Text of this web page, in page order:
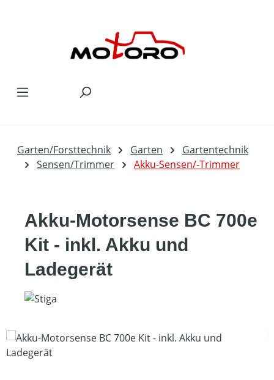
Garten/Forsttechnik Garten
Gartentechnik
Sensen/Trimmer
Akku-Sensen/-Trimmer
Akku-Motorsense BC 700e
Kit - inkl. Akku und
Ladegerät
Bildergalerie überspringen